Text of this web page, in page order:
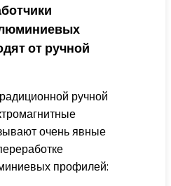
от ручной
ручной
очень явные
профилей: